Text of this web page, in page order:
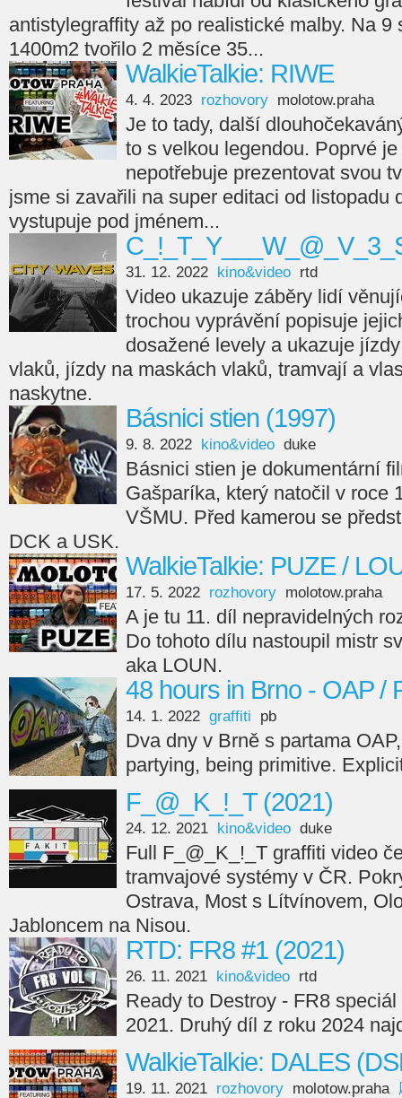
antistylegraffity až po realistické malby. Na 9
1400m2 tvořilo 2 měsíce 35...
WalkieTalkie: RIWE
4. 4. 2023 rozhovory molotow.praha
Je to tady, další
to s velkou legendou. Poprvé
nepotřebuje prezentovat svou
jsme si zavařili na super editaci od listopadu
vystupuje pod jménem...
31. 12. 2022 kino&video rtd
Video ukazuje záběry lidí
trochou vyprávění popisuje
dosažené levely a ukazuje
vlaků, jízdy na maskách vlaků, tramvají a
naskytne.
Básnici stien (1997)
9. 8. 2022 kino&video duke
Básnici stien je dokumentární
Gašparíka, který natočil v roce
VŠMU. Před kamerou se
DCK a USK.
WalkieTalkie: PUZE /
17. 5. 2022 rozhovory molotow.praha
A je tu 11. díl nepravidelných
Do tohoto dílu nastoupil mistr
aka LOUN.
48 hours in Brno - OAP /
14. 1. 2022 graffiti pb
Dva dny v Brně s partama
partying, being primitive.
F_@_K_!_T (2021)
24. 12. 2021 kino&video duke
Full F_@_K_!_T graffiti video
tramvajové systémy v ČR.
Ostrava, Most s Lítvínovem,
Jabloncem na Nisou.
RTD: FR8 #1 (2021)
26. 11. 2021 kino&video rtd
Ready to Destroy - FR8
2021. Druhý díl z roku 2024
WalkieTalkie: DALES
19. 11. 2021 rozhovory molotow.praha